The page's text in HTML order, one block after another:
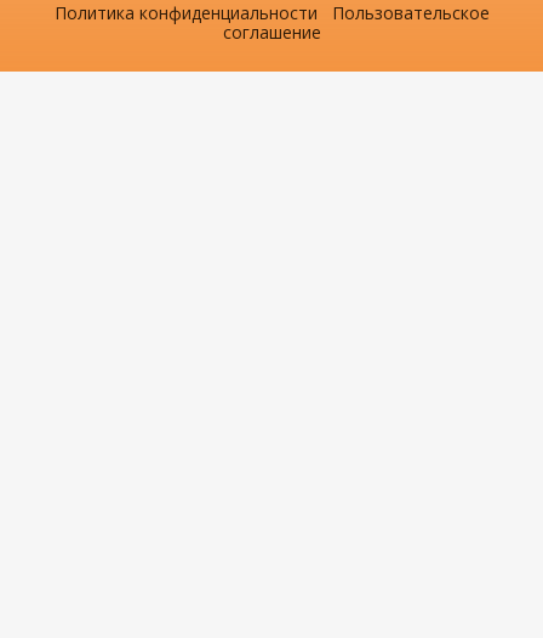
Политика конфиденциальности
Пользовательское
соглашение